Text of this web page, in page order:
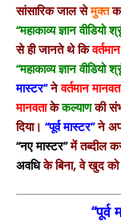
सांसारिक जाल सेमुक्त
“महाकाव्य ज्ञान वीडियो
से ही जानते थे कि
“महाकाव्य ज्ञान वीडियो
मास्टर”नेवर्तमान
मानवताकेकल्याणकी
दिया। “पूर्व मास्टर”ने
“नए मास्टर”में तब्दील
अवधिके बिना, वे खुद को